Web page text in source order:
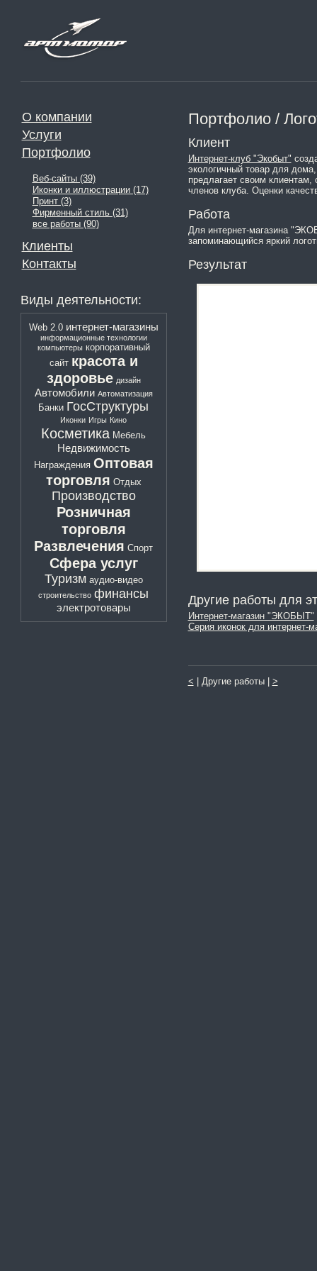
О компании
Услуги
Портфолио
Веб-сайты (39)
Иконки и иллюстрации (17)
Принт (3)
Фирменный стиль (31)
все работы (90)
Клиенты
Контакты
Виды деятельности:
Web 2.0 интернет-магазины
информационные технологии
компьютеры корпоративный
сайт красота и
здоровье дизайн
Автомобили Автоматизация
Банки ГосСтруктуры
Иконки Игры Кино
Косметика Мебель
Недвижимость
Награждения Оптовая
торговля Отдых
Производство
Розничная
торговля
Развлечения Спорт
Сфера услуг
Туризм аудио-видео
строительство финансы
электротовары
Портфолио /
Клиент
Интернет-клуб "Экобыт"
экологичный товар для
предлагает своим
членов клуба. Оценки
Работа
Для интернет-магазина
запоминающийся яркий
Результат
Другие работы для
Интернет-магазин "ЭКОБЫТ"
Серия иконок для
< | Другие работы | >